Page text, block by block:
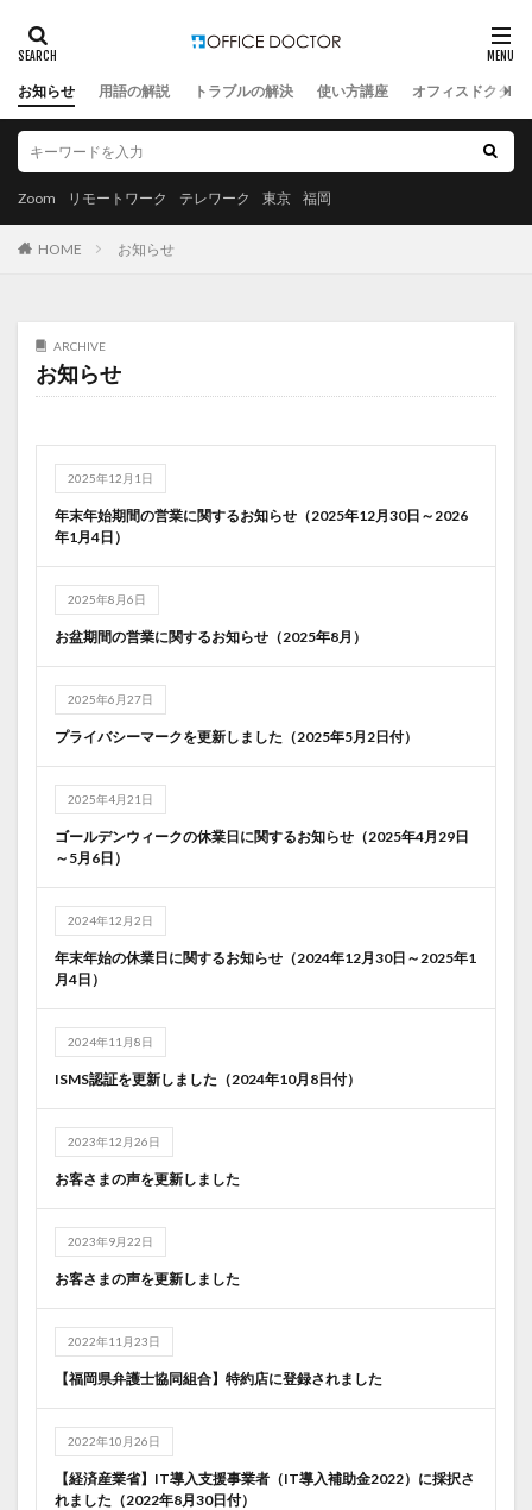
お知らせ 用語の解説 トラブルの解決 使い方講座 オフィスドクター
Zoom リモートワーク テレワーク 東京 福岡
HOME お知らせ
ARCHIVE
お知らせ
2025年12月1日
年末年始期間の営業に関するお知らせ（2025年12月30日～2026
年1月4日）
2025年8月6日
お盆期間の営業に関するお知らせ（2025年8月）
2025年6月27日
プライバシーマークを更新しました（2025年5月2日付）
2025年4月21日
ゴールデンウィークの休業日に関するお知らせ（2025年4月29日
～5月6日）
2024年12月2日
年末年始の休業日に関するお知らせ（2024年12月30日～2025年1
月4日）
2024年11月8日
ISMS認証を更新しました（2024年10月8日付）
2023年12月26日
お客さまの声を更新しました
2023年9月22日
お客さまの声を更新しました
2022年11月23日
【福岡県弁護士協同組合】特約店に登録されました
2022年10月26日
【経済産業省】IT導入支援事業者（IT導入補助金2022）に採択さ
れました（2022年8月30日付）